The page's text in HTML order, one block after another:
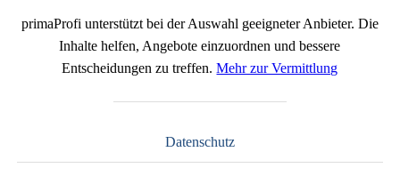
primaProfi unterstützt bei der Auswahl geeigneter Anbieter. Die
Inhalte helfen, Angebote einzuordnen und bessere
Entscheidungen zu treffen.Mehr zur Vermittlung
Datenschutz